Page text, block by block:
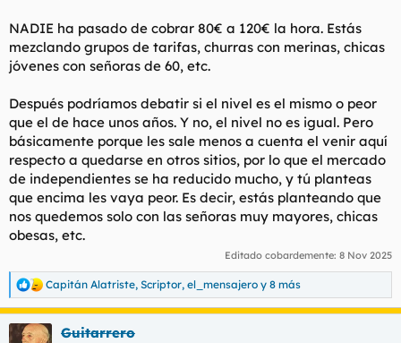
NADIE ha pasado de cobrar 80€ a 120€ la hora. Estás
mezclando grupos de tarifas, churras con merinas, chicas
jóvenes con señoras de 60, etc.
Después podríamos debatir si el nivel es el mismo o peor
que el de hace unos años. Y no, el nivel no es igual. Pero
básicamente porque les sale menos a cuenta el venir aquí
respecto a quedarse en otros sitios, por lo que el mercado
de independientes se ha reducido mucho, y tú planteas
que encima les vaya peor. Es decir, estás planteando que
nos quedemos solo con las señoras muy mayores, chicas
obesas, etc.
Editado cobardemente: 8 Nov 2025
R
e
a
Capitán Alatriste, Scriptor, el_mensajero y 8 más
Guitarrero